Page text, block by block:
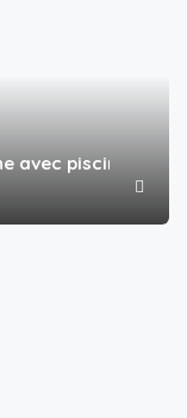
avec piscine et